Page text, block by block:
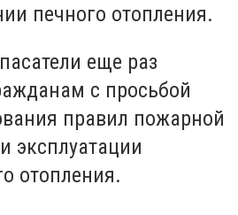
печного отопления.
еще раз
с просьбой
правил пожарной
эксплуатации
отопления.